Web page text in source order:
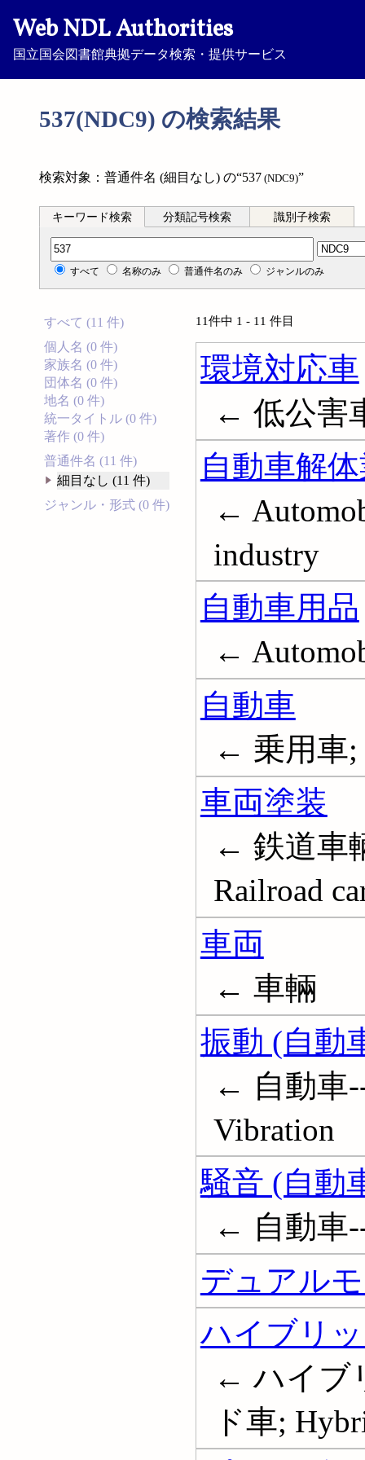
Web NDL Authorities
国立国会図書館典拠データ検索・提供サービス
537(NDC9) の検索結果
検索対象：普通件名 (細目なし) の“537 (NDC9)”
キーワード検索 分類記号検索 識別子検索
分類記号検索
すべて 名称のみ 普通件名のみ ジャンルのみ
すべて (11 件)
個人名 (0 件)
家族名 (0 件)
団体名 (0 件)
地名 (0 件)
統一タイトル (0 件)
著作 (0 件)
普通件名 (11 件)
細目なし (11 件)
ジャンル・形式 (0 件)
11件中 1 - 11 件目
環境対応車
← 低公害
自動車解
←
industry
自動車用品
←
自動車
← 乗用車;
車両塗装
← 鉄道車
Railroad
車両
← 車輛
振動 (自動
← 自動車
Vibration
騒音 (自動
← 自動車
デュアル
ハイブリ
← ハイブ
ド車;